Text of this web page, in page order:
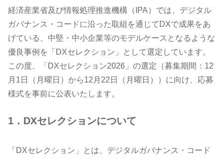
経済産業省及び情報処理推進機構（IPA）では、デジタル
ガバナンス・コードに沿った取組を通じてDXで成果をあ
げている、中堅・中小企業等のモデルケースとなるような
優良事例を「DXセレクション」として選定しています。
この度、「DXセレクション2026」の選定（募集期間：12
月1日（月曜日）から12月22日（月曜日））に向け、応募
様式を事前に公表いたします。
1．DXセレクションについて
「DXセレクション」とは、デジタルガバナンス・コード